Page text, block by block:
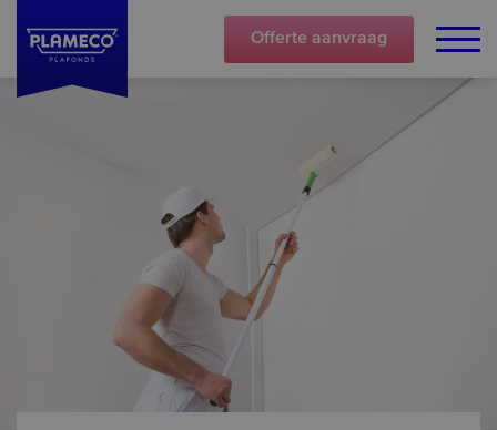
Offerte aanvraag